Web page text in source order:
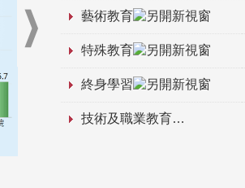
藝術教育
特殊教育
終身學習
技術及職業教育